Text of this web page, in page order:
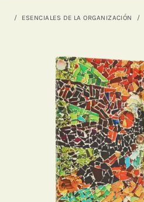
ESENCIALES DE LA ORGANIZACIÓN